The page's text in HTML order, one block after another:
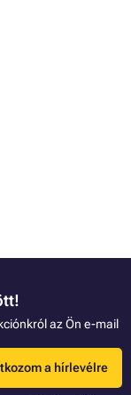
az Ön e-mail
a hírlevélre